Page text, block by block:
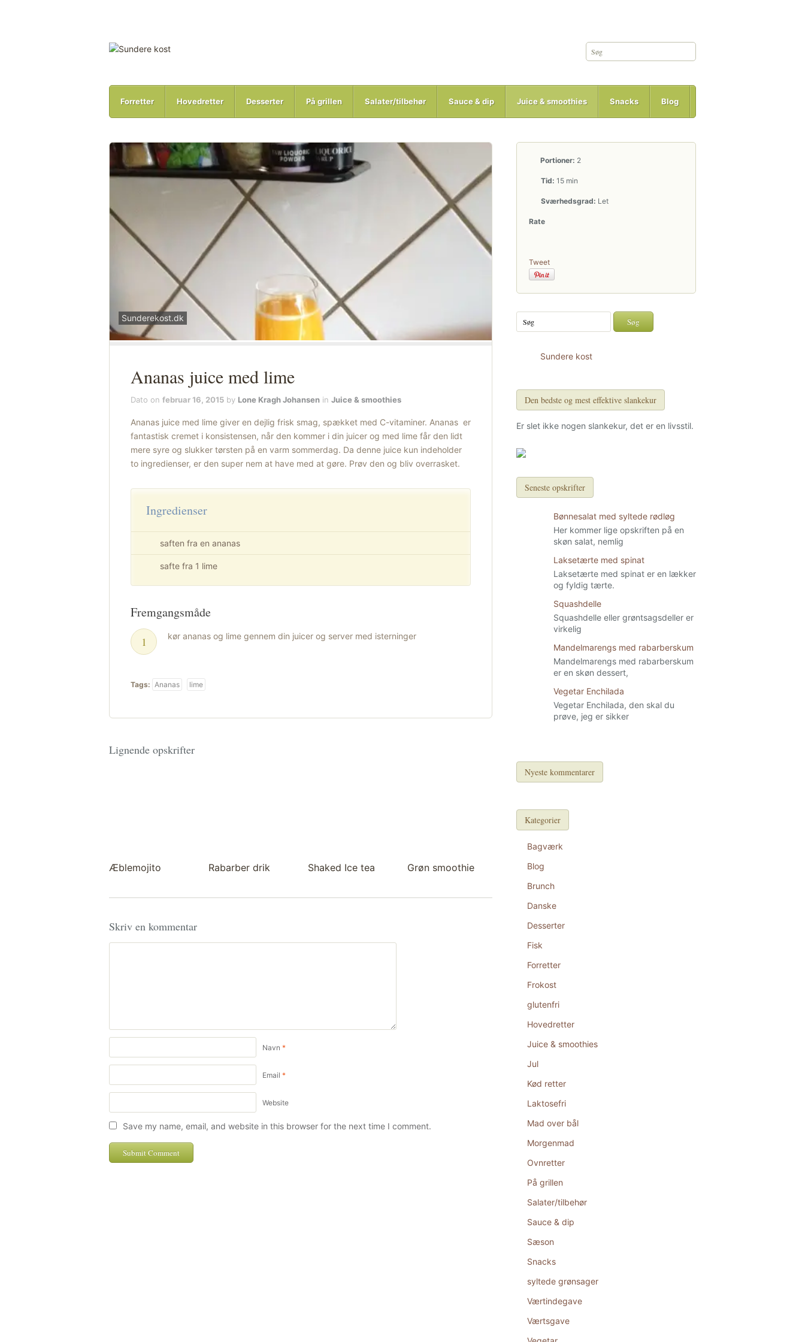
Forretter Hovedretter Desserter På grillen Salater/tilbehør Sauce & dip Juice & smoothies Snacks Blog
Sunderekost.dk
Ananas juice med lime
Dato on februar 16, 2015 by Lone Kragh Johansen in Juice & smoothies
Ananas juice med lime giver en dejlig frisk smag, spækket med C-vitaminer. Ananas er
fantastisk cremet i konsistensen, når den kommer i din juicer og med lime får den lidt
mere syre og slukker tørsten på en varm sommerdag. Da denne juice kun indeholder
to ingredienser, er den super nem at have med at gøre. Prøv den og bliv overrasket.
Ingredienser
saften fra en ananas
safte fra 1 lime
Fremgangsmåde
kør ananas og lime gennem din juicer og server med isterninger
Tags: Ananas lime
Lignende opskrifter
Æblemojito Rabarber drik Shaked Ice tea Grøn smoothie
Skriv en kommentar
Navn *
Email *
Website
Save my name, email, and website in this browser for the next time I comment.
Portioner: 2
Tid: 15 min
Sværhedsgrad: Let
Rate
Tweet
Sundere kost
Den bedste og mest effektive slankekur
Er slet ikke nogen slankekur, det er en livsstil.
Seneste opskrifter
Bønnesalat med syltede rødløg
Her kommer lige opskriften på en
skøn salat, nemlig
Laksetærte med spinat
Laksetærte med spinat er en lækker
og fyldig tærte.
Squashdelle
Squashdelle eller grøntsagsdeller er
virkelig
Mandelmarengs med rabarberskum
Mandelmarengs med rabarberskum
er en skøn dessert,
Vegetar Enchilada
Vegetar Enchilada, den skal du
prøve, jeg er sikker
Nyeste kommentarer
Kategorier
Bagværk
Blog
Brunch
Danske
Desserter
Fisk
Forretter
Frokost
glutenfri
Hovedretter
Juice & smoothies
Jul
Kød retter
Laktosefri
Mad over bål
Morgenmad
Ovnretter
På grillen
Salater/tilbehør
Sauce & dip
Sæson
Snacks
syltede grønsager
Værtindegave
Værtsgave